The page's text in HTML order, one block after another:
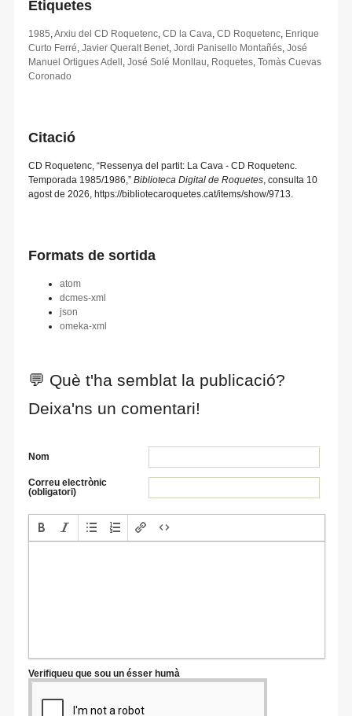
Etiquetes
1985 Arxiu del CD Roquetenc CD la Cava CD Roquetenc Enrique
Curto Ferré Javier Queralt Benet Jordi Panisello Montañés José
Manuel Ortigues Adell José Solé Monllau Roquetes Tomàs Cuevas
Coronado
Citació
CD Roquetenc, “Ressenya del partit: La Cava - CD Roquetenc.
Temporada 1985/1986,” Biblioteca Digital de Roquetes , consulta 10
agost de 2026, https://bibliotecaroquetes.cat/items/show/9713
Formats de sortida
atom
dcmes-xml
json
omeka-xml
💬 Què t'ha semblat la publicació?
Deixa'ns un comentari!
Nom
Correu electrònic
(obligatori)
Verifiqueu que sou un ésser humà